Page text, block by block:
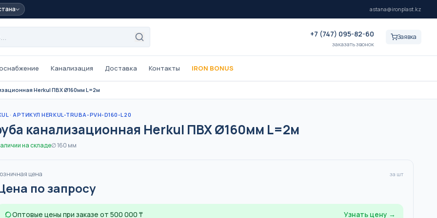
astana@ironplast.kz
+7 (747) 095-82-60
заказать звонок
Заявка
PE-Xb,
Трубы из сшитого
One Plus ·PE-Xa/EVOH, 16–32 мм,
ОТОПЛЕНИЕ ТЁПЛЫЙ ПОЛ
мм
Канализация Доставка Контакты IRON BONUS
Herkul ПВХ Ø160мм L=2м
· АРТИКУЛ HERKUL-TRUBA-PVH-D160-L20
канализационная Herkul ПВХ Ø160мм L=2м
на складе∅160 мм
цена за шт
по запросу
Оптовые цены при заказе от 500 000 ₸ Узнать цену →